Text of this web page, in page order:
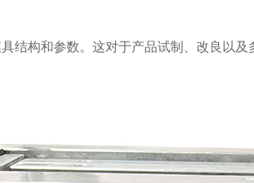
结构和参数。这对于产品试制、改良以及